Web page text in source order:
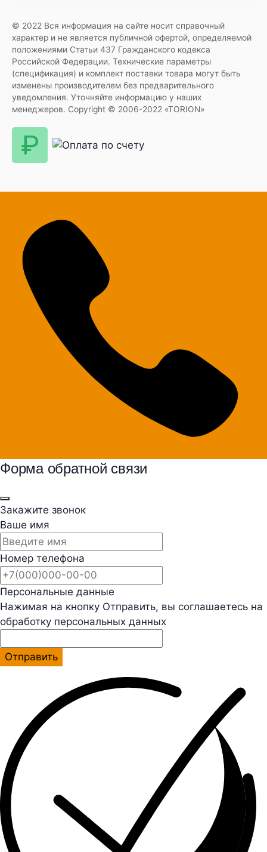
© 2022 Вся информация на сайте носит справочный
характер и не является публичной офертой, определяемой
положениями Статьи 437 Гражданского кодекса
Российской Федерации. Технические параметры
(спецификация) и комплект поставки товара могут быть
изменены производителем без предварительного
уведомления. Уточняйте информацию у наших
менеджеров. Copyright © 2006-2022 «TORION»
Форма обратной связи
Закажите звонок
Ваше имя
Номер телефона
Персональные данные
Нажимая на кнопку Отправить, вы соглашаетесь на
обработку персональных данных
Отправить